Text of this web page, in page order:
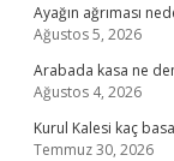
Ayağın ağrıması
Ağustos 5, 2026
Arabada kasa ne
Ağustos 4, 2026
Kurul Kalesi kaç
Temmuz 30, 2026